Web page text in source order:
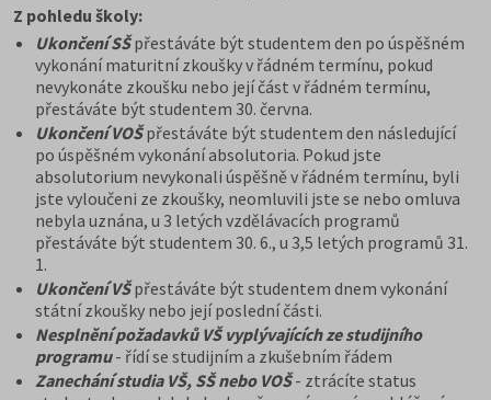
Z pohledu školy:
Ukončení SŠpřestáváte být studentem den po úspěšném
vykonání maturitní zkoušky v řádném termínu, pokud
nevykonáte zkoušku nebo její část v řádném termínu,
přestáváte být studentem 30. června.
Ukončení VOŠpřestáváte být studentem den následující
po úspěšném vykonání absolutoria. Pokud jste
absolutorium nevykonali úspěšně v řádném termínu, byli
jste vyloučeni ze zkoušky, neomluvili jste se nebo omluva
nebyla uznána, u 3 letých vzdělávacích programů
přestáváte být studentem 30. 6., u 3,5 letých programů 31.
1.
Ukončení VŠpřestáváte být studentem dnem vykonání
státní zkoušky nebo její poslední části.
Nesplnění požadavků VŠ vyplývajících ze studijního
programu- řídí se studijním a zkušebním řádem
Zanechání studia VŠ, SŠ nebo VOŠ- ztrácíte status